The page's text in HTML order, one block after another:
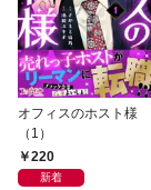
オフィスのホスト様
（1）
220
新着